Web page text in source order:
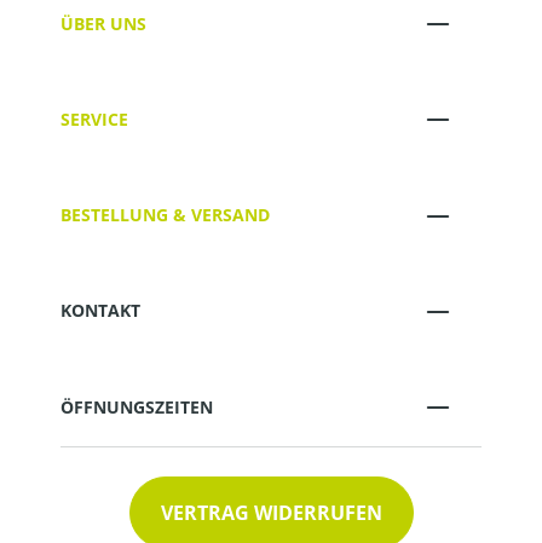
ÜBER UNS
SERVICE
BESTELLUNG & VERSAND
KONTAKT
ÖFFNUNGSZEITEN
VERTRAG WIDERRUFEN